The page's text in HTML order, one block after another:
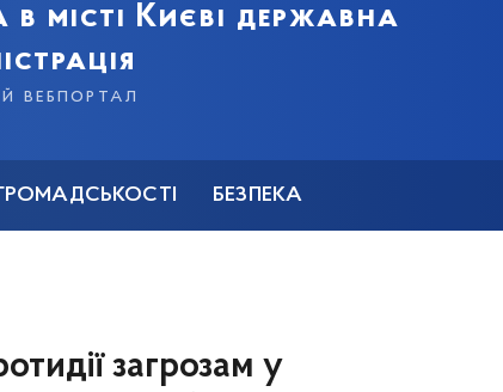
в місті Києві державна
вебпортал
БЕЗПЕКА
загрозам у